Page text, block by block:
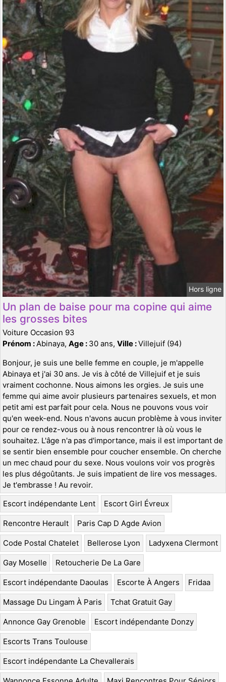
Hors ligne
Un plan de baise pour ma copine qui aime
les grosses bites
Voiture Occasion 93
Prénom :Abinaya, Age : 30 ans, Ville :Villejuif (94)
Bonjour, je suis une belle femme en couple, je m'appelle
Abinaya et j'ai 30 ans. Je vis à côté de Villejuif et je suis
vraiment cochonne. Nous aimons les orgies. Je suis une
femme qui aime avoir plusieurs partenaires sexuels, et mon
petit ami est parfait pour cela. Nous ne pouvons vous voir
qu'en week-end. Nous n'avons aucun problème à vous inviter
pour ce rendez-vous ou à nous rencontrer là où vous le
souhaitez. L'âge n'a pas d'importance, mais il est important de
se sentir bien ensemble pour coucher ensemble. On cherche
un mec chaud pour du sexe. Nous voulons voir vos progrès
les plus dégoûtants. Je suis impatient de lire vos messages.
Je t'embrasse ! Au revoir.
Escort indépendante Lent
Escort Girl Évreux
Rencontre Herault Paris Cap D Agde Avion
Code Postal Chatelet Bellerose Lyon Ladyxena Clermont
Gay Moselle Retoucherie De La Gare
Escort indépendante Daoulas Escorte À Angers Fridaa
Massage Du Lingam À Paris Tchat Gratuit Gay
Annonce Gay Grenoble Escort indépendante Donzy
Escorts Trans Toulouse
Escort indépendante La Chevallerais